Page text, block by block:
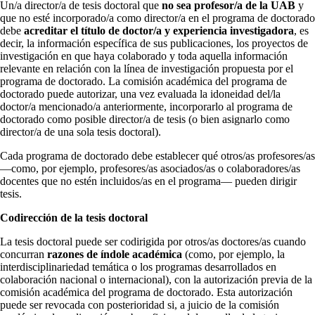
Un/a director/a de tesis doctoral que no sea profesor/a de la UAB y
que no esté incorporado/a como director/a en el programa de doctorado
debe acreditar el título de doctor/a y experiencia investigadora, es
decir, la información específica de sus publicaciones, los proyectos de
investigación en que haya colaborado y toda aquella información
relevante en relación con la línea de investigación propuesta por el
programa de doctorado. La comisión académica del programa de
doctorado puede autorizar, una vez evaluada la idoneidad del/la
doctor/a mencionado/a anteriormente, incorporarlo al programa de
doctorado como posible director/a de tesis (o bien asignarlo como
director/a de una sola tesis doctoral).
Cada programa de doctorado debe establecer qué otros/as profesores/as
­—como, por ejemplo, profesores/as asociados/as o colaboradores/as
docentes que no estén incluidos/as en el programa— pueden dirigir
tesis.
Codirección de la tesis doctoral
La tesis doctoral puede ser codirigida por otros/as doctores/as cuando
concurran razones de índole académica (como, por ejemplo, la
interdisciplinariedad temática o los programas desarrollados en
colaboración nacional o internacional), con la autorización previa de la
comisión académica del programa de doctorado. Esta autorización
puede ser revocada con posterioridad si, a juicio de la comisión